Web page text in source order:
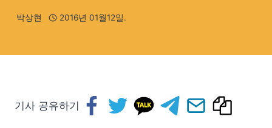
박상현 2016년 01월12일.
기사 공유하기